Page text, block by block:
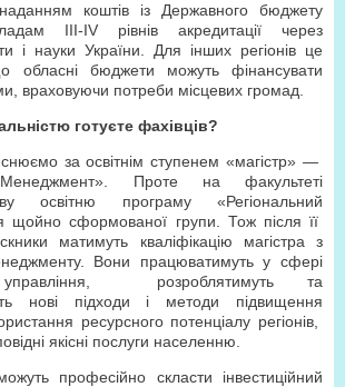
наданням коштів із Державного бюджету
ІІІ-ІV рівнів акредитації через
і науки України. Для інших регіонів це
обласні бюджети можуть фінансувати
враховуючи потреби місцевих громад.
готуєте фахівців?
за освітнім ступенем «магістр» —
«Менеджмент». Проте на факультеті
освітню програму «Регіональний
щойно сформованої групи. Тож після її
матимуть кваліфікацію магістра з
Вони працюватимуть у сфері
управління, розроблятимуть та
нові підходи і методи підвищення
ресурсного потенціалу регіонів,
якісні послуги населенню.
професійно скласти інвестиційний